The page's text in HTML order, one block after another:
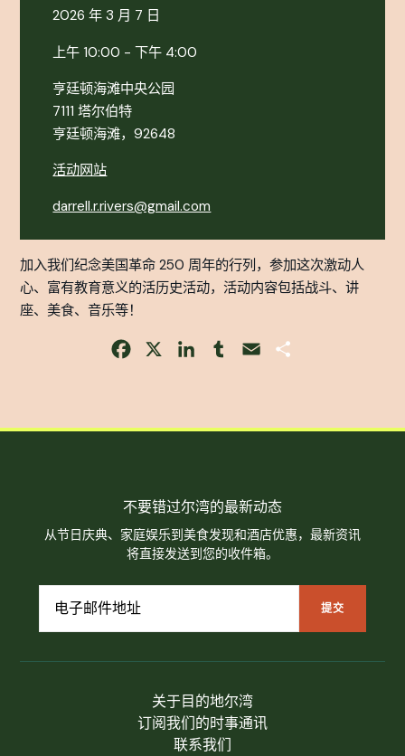
2026 年 3 月 7 日
上午 10:00 - 下午 4:00
亨廷顿海滩中央公园
7111 塔尔伯特
亨廷顿海滩，92648
活动网站
darrell.r.rivers@gmail.com
加入我们纪念美国革命 250 周年的行列，参加这次激动人
心、富有教育意义的活历史活动，活动内容包括战斗、讲
座、美食、音乐等！
Facebook LinkedInTumblrEmail
关于目的地尔湾
订阅我们的时事通讯
联系我们
不要错过尔湾的最新动态
从节日庆典、家庭娱乐到美食发现和酒店优惠，最新资讯
将直接发送到您的收件箱。